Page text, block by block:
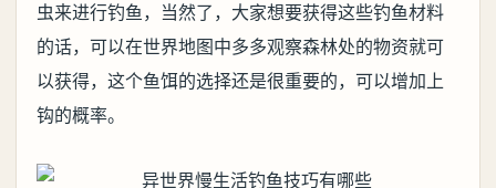
虫来进行钓鱼，当然了，大家想要获得这些钓鱼材料
的话，可以在世界地图中多多观察森林处的物资就可
以获得，这个鱼饵的选择还是很重要的，可以增加上
钩的概率。